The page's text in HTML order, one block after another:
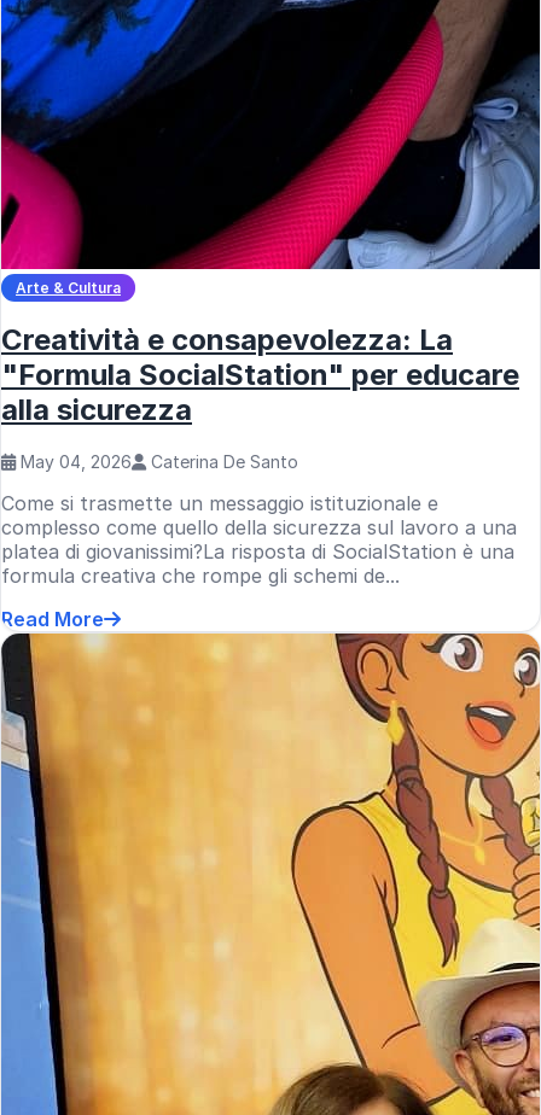
Arte & Cultura
Creatività e consapevolezza: La
"Formula SocialStation" per educare
alla sicurezza
May 04, 2026 Caterina De Santo
Come si trasmette un messaggio istituzionale e
complesso come quello della sicurezza sul lavoro a una
platea di giovanissimi?La risposta di SocialStation è una
formula creativa che rompe gli schemi de...
Read More